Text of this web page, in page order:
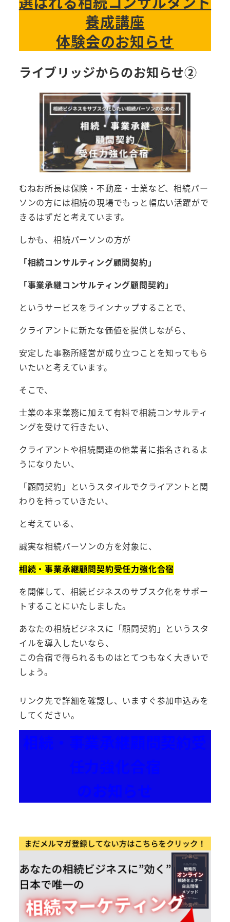
養成講座
体験会のお知らせ
ライブリッジからのお知らせ②
むねお所長は保険・不動産・士業など、相続パー
ソンの方には相続の現場でもっと幅広い活躍がで
きるはずだと考えています。
しかも、相続パーソンの方が
「相続コンサルティング顧問契約」
「事業承継コンサルティング顧問契約」
というサービスをラインナップすることで、
クライアントに新たな価値を提供しながら、
安定した事務所経営が成り立つことを知ってもら
いたいと考えています。
そこで、
士業の本来業務に加えて有料で相続コンサルティ
ングを受けて行きたい、
クライアントや相続関連の他業者に指名されるよ
うになりたい、
「顧問契約」というスタイルでクライアントと関
わりを持っていきたい、
と考えている、
誠実な相続パーソンの方を対象に、
相続・事業承継顧問契約受任力強化合宿
を開催して、相続ビジネスのサブスク化をサポー
トすることにいたしました。
あなたの相続ビジネスに「顧問契約」というスタ
イルを導入したいなら、
この合宿で得られるものはとてつもなく大きいで
しょう。
リンク先で詳細を確認し、いますぐ参加申込みを
してください。
相続・事業承継顧問契約受
任力強化合宿
のお知らせ